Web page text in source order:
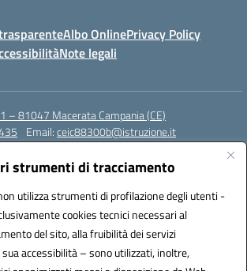
strumenti di tracciamento
utilizza strumenti di profilazione degli utenti -
cookies tecnici necessari al
del sito, alla fruibilità dei servizi
accessibilità – sono utilizzati, inoltre,
Albo OnlinePrivacy Policy
Note legali
– 81047 Macerata Campania (CE)
Email:ceic88300b@istruzione.it
(PEC):
CEIC88300B